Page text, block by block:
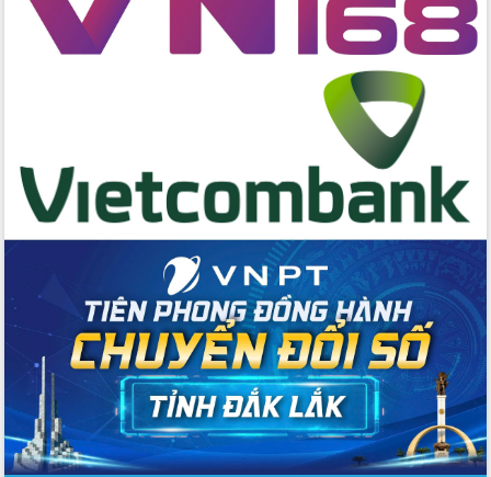
Chương trình “Gặp gỡ hữu nghị –
Friendship Meeting New Year 2026”
khóa XVI và HĐND các cấp nhiệm kỳ
2026-2031
Đảm bảo cuộc bầu cử đại biểu Quốc
hội và đại biểu HĐND các cấp diễn ra
an toàn, hiệu quả, đúng quy định
Thủ tướng Chính phủ Phạm Minh Chính
kiểm tra, chỉ đạo hoàn thành các dự
án cao tốc và thăm khu tái định cư tại
Đắk Lắk
Sôi nổi Hội đua ngựa truyền thống Gò
Thì Thùng mừng Xuân Bính Ngọ 2026
Lãnh đạo tỉnh dâng hương tưởng niệm
tại Đập Đồng Cam đầu Xuân Bính Ngọ